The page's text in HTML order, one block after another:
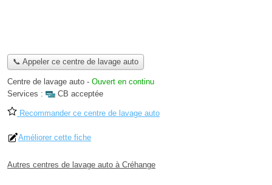
📞 Appeler ce centre de lavage auto
Centre de lavage auto - Ouvert en continu
Services :
CB acceptée
Recommander ce centre de lavage auto
Améliorer cette fiche
Autres centres de lavage auto à Créhange